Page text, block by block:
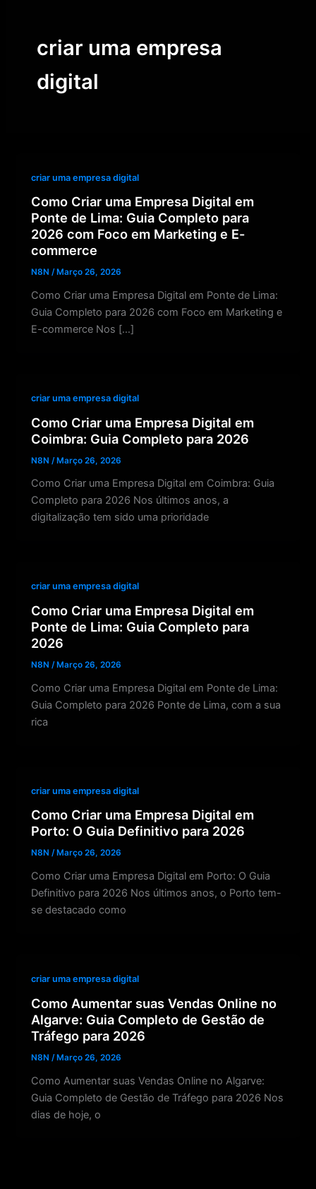
criar uma empresa
digital
criar uma empresa digital
Como Criar uma Empresa Digital em
Ponte de Lima: Guia Completo para
2026 com Foco em Marketing e E-
commerce
N8N/ Março 26, 2026
Como Criar uma Empresa Digital em Ponte de Lima:
Guia Completo para 2026 com Foco em Marketing e
E-commerce Nos […]
criar uma empresa digital
Como Criar uma Empresa Digital em
Coimbra: Guia Completo para 2026
N8N /Março 26, 2026
Como Criar uma Empresa Digital em Coimbra: Guia
Completo para 2026 Nos últimos anos, a
digitalização tem sido uma prioridade
criar uma empresa digital
Como Criar uma Empresa Digital em
Ponte de Lima: Guia Completo para
2026
N8N/ Março 26, 2026
Como Criar uma Empresa Digital em Ponte de Lima:
Guia Completo para 2026 Ponte de Lima, com a sua
rica
criar uma empresa digital
Como Criar uma Empresa Digital em
Porto: O Guia Definitivo para 2026
N8N/ Março 26, 2026
Como Criar uma Empresa Digital em Porto: O Guia
Definitivo para 2026 Nos últimos anos, o Porto tem-
se destacado como
criar uma empresa digital
Como Aumentar suas Vendas Online no
Algarve: Guia Completo de Gestão de
Tráfego para 2026
N8N /Março 26, 2026
Como Aumentar suas Vendas Online no Algarve:
Guia Completo de Gestão de Tráfego para 2026 Nos
dias de hoje, o